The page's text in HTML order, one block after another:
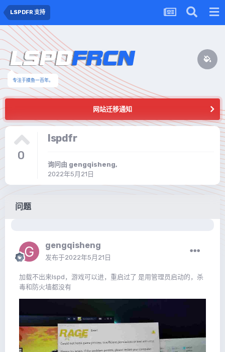
LSPDFR 支持
专注于摸鱼一百年。
网站迁移通知
0
lspdfr
询问由 gengqisheng,
2022年5月21日
问题
gengqisheng
发布于2022年5月21日
加载不出来lspd，游戏可以进，重启过了 是用管理员启动的，杀
毒和防火墙都没有